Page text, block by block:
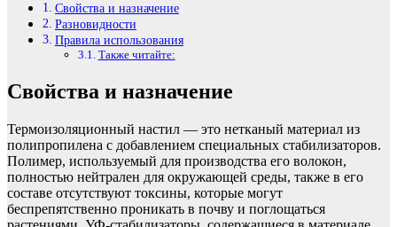
Свойства и назначение
Разновидности
Правила использования
Также читайте:
Свойства и назначение
Термоизоляционный настил — это нетканый материал из
полипропилена с добавлением специальных стабилизаторов.
Полимер, используемый для производства его волокон,
полностью нейтрален для окружающей среды, также в его
составе отсутствуют токсины, которые могут
беспрепятственно проникать в почву и поглощаться